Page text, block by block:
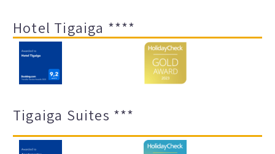
Hotel Tigaiga ****
Tigaiga Suites ***